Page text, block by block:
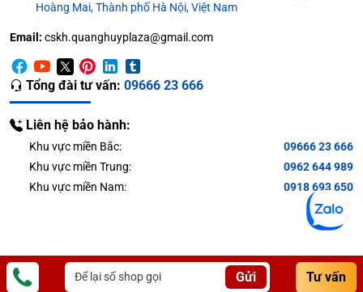
Hoàng Mai, Thành phố Hà Nội, Việt Nam
Email: cskh.quanghuyplaza@gmail.com
Tổng đài tư vấn: 09666 23 666
Liên hệ bảo hành:
Khu vực miền Bắc:
09666 23 666
Khu vực miền Trung:
0962 644 989
Khu vực miền Nam:
0918 693 650
Gửi Tư vấn